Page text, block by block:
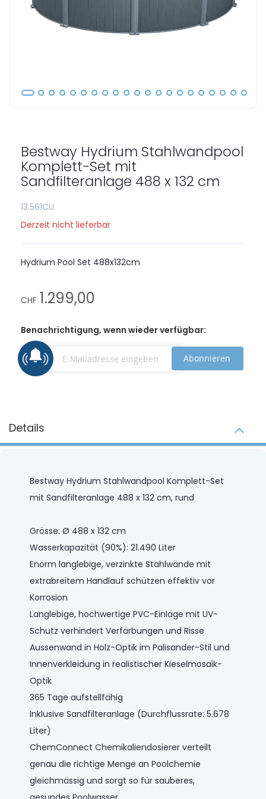
Bestway Hydrium Stahlwandpool
Komplett-Set mit
Sandfilteranlage 488 x 132 cm
13.561CU
Derzeit nicht lieferbar
Hydrium Pool Set 488x132cm
CHF 1.299,00
Benachrichtigung, wenn wieder verfügbar:
Abonnieren
Bildgalerie
springen
Details
Bestway Hydrium Stahlwandpool Komplett-Set
mit Sandfilteranlage 488 x 132 cm, rund
Grösse: Ø 488 x 132 cm
Wasserkapazität (90%): 21.490 Liter
Enorm langlebige, verzinkte Stahlwände mit
extrabreitem Handlauf schützen effektiv vor
Korrosion
Langlebige, hochwertige PVC-Einlage mit UV-
Schutz verhindert Verfärbungen und Risse
Aussenwand in Holz-Optik im Palisander-Stil und
Innenverkleidung in realistischer Kieselmosaik-
Optik
365 Tage aufstellfähig
Inklusive Sandfilteranlage (Durchflussrate: 5.678
Liter)
ChemConnect Chemikaliendosierer verteilt
genau die richtige Menge an Poolchemie
gleichmässig und sorgt so für sauberes,